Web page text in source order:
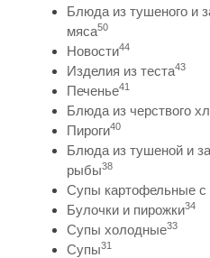
Блюда из тушеного и
мяса50
Новости44
Изделия из теста43
Печенье41
Блюда из черствого
Пироги40
Блюда из тушеной и
рыбы38
Супы картофельные
Булочки и пирожки34
Супы холодные33
Супы31